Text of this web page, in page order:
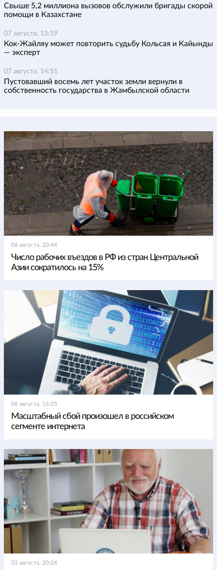
Свыше 5,2 миллиона вызовов обслужили бригады скорой
помощи в Казахстане
07 августа, 13:19
Кок-Жайляу может повторить судьбу Кольсая и Кайынды
— эксперт
07 августа, 14:51
Пустовавший восемь лет участок земли вернули в
собственность государства в Жамбылской области
06 августа, 20:44
Число рабочих въездов в РФ из стран Центральной
Азии сократилось на 15%
06 августа, 16:25
Масштабный сбой произошел в российском
сегменте интернета
03 августа, 20:24